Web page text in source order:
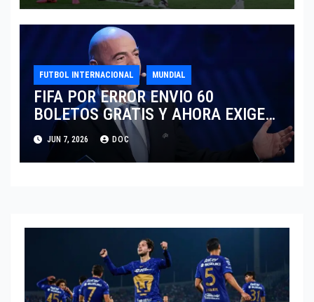
FUTBOL INTERNACIONAL MUNDIAL
FIFA POR ERROR ENVIO 60
BOLETOS GRATIS Y AHORA EXIGE
COBRO.
JUN 7, 2026 DOC